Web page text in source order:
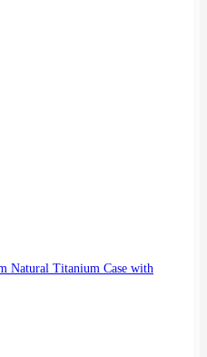
Natural Titanium Case with